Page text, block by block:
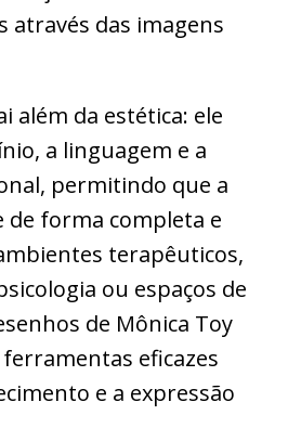
através das imagens
além da estética: ele
a linguagem e a
permitindo que a
de forma completa e
terapêuticos,
ou espaços de
de Mônica Toy
eficazes
e a expressão